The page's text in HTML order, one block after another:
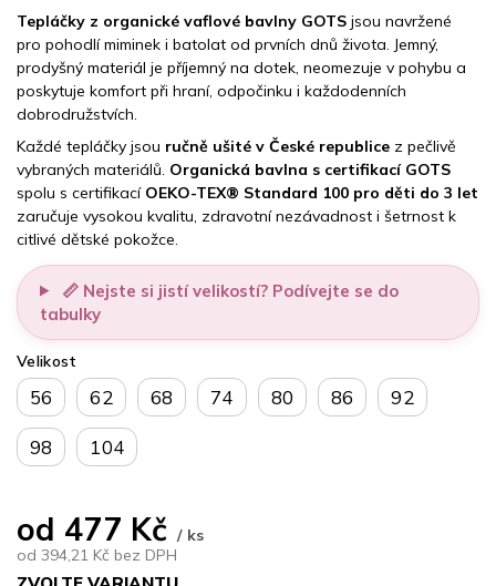
od 477 Kč / ks
od 394,21 Kč bez DPH
Velikost
56 62 68 74 80 86 92
98 104
Tepláčky z organické vaflové bavlny GOTS jsou navržené
pro pohodlí miminek i batolat od prvních dnů života. Jemný,
prodyšný materiál je příjemný na dotek, neomezuje v pohybu a
poskytuje komfort při hraní, odpočinku i každodenních
dobrodružstvích.
Každé tepláčky jsou ručně ušité v České republice z pečlivě
vybraných materiálů. Organická bavlna s certifikací GOTS
spolu s certifikací OEKO-TEX® Standard 100 pro děti do 3 let
zaručuje vysokou kvalitu, zdravotní nezávadnost i šetrnost k
citlivé dětské pokožce.
📏 Nejste si jistí velikostí? Podívejte se do
tabulky